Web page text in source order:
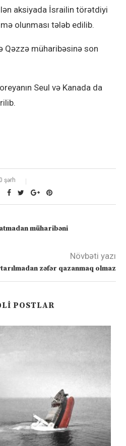
aksiyada İsrailin törətdiyi
olunması tələb edilib.
Qəzzə müharibəsinə son
Seul və Kanada da
0 şərh
müharibəni
Növbəti yazı
zəfər qazanmaq olmaz
POSTLAR